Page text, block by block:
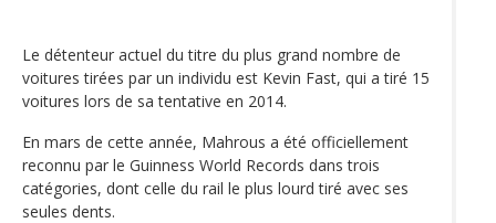
Le détenteur actuel du titre du plus grand nombre de
voitures tirées par un individu est Kevin Fast, qui a tiré 15
voitures lors de sa tentative en 2014.
En mars de cette année, Mahrous a été officiellement
reconnu par le Guinness World Records dans trois
catégories, dont celle du rail le plus lourd tiré avec ses
seules dents.